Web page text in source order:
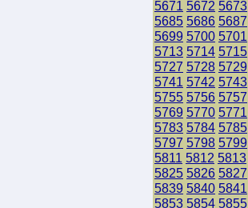
5671 5672 5673
5685 5686 5687
5699 5700 5701
5713 5714 5715
5727 5728 5729
5741 5742 5743
5755 5756 5757
5769 5770 5771
5783 5784 5785
5797 5798 5799
5811 5812 5813
5825 5826 5827
5839 5840 5841
5853 5854 5855